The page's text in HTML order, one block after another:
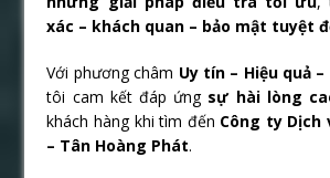
xác – khách quan – bảo mật tuyệt
Với phương châm Uy tín – Hiệu quả
tôi cam kết đáp ứng sự hài lòng
khách hàng khi tìm đến Công ty Dịch
– Tân Hoàng Phát.